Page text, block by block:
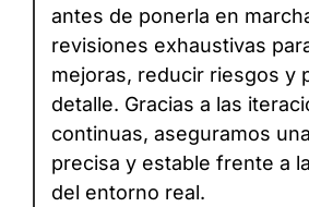
antes de ponerla en
revisiones exhaustivas
mejoras, reducir riesgos y
detalle. Gracias a las
continuas, aseguramos
precisa y estable frente a
del entorno real.